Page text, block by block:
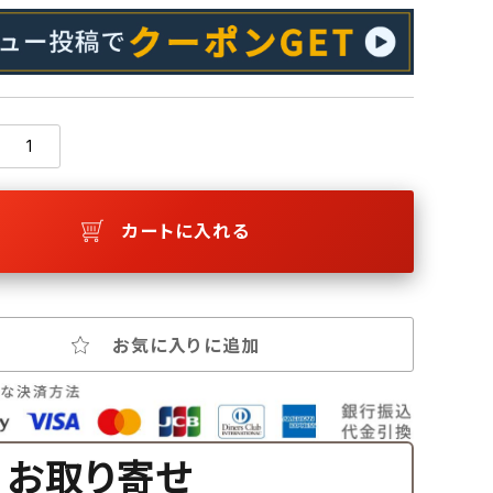
カートに入れる
お気に入りに追加
お取り寄せ